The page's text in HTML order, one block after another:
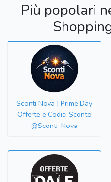
Più popolari
Sconti Nova | Prime Day
Offerte e Codici Sconto
@Sconti_Nova